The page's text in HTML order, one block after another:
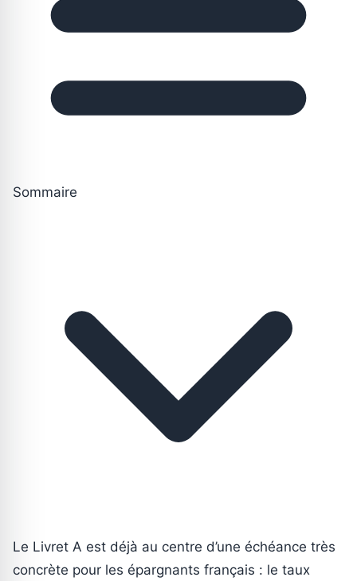
Sommaire
Le Livret A est déjà au centre d’une échéance très
concrète pour les épargnants français : le taux